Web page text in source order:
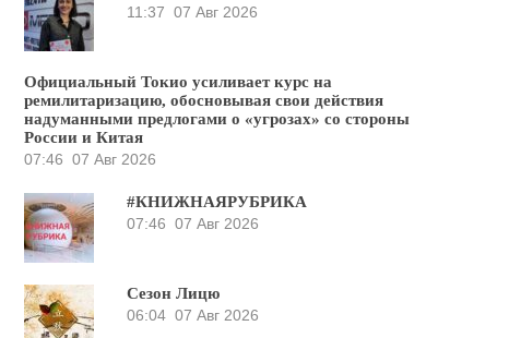
11:37 07 Авг 2026
Официальный Токио усиливает курс на
ремилитаризацию, обосновывая свои действия
надуманными предлогами о «угрозах» со стороны
России и Китая
07:46 07 Авг 2026
#КНИЖНАЯРУБРИКА
07:46 07 Авг 2026
Сезон Лицю
06:04 07 Авг 2026